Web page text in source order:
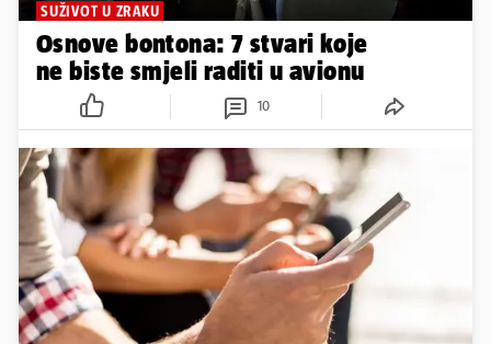
SUŽIVOT U ZRAKU
Osnove bontona: 7 stvari koje
ne biste smjeli raditi u avionu
10